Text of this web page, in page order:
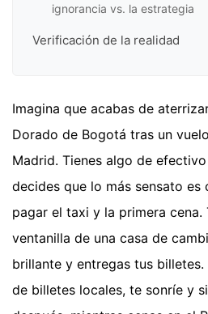
ignorancia vs. la estrategia
Verificación de la realidad
Imagina que acabas de
Dorado de Bogotá tras un
Madrid. Tienes algo de
decides que lo más sensato es
pagar el taxi y la primera cena.
ventanilla de una casa de
brillante y entregas tus
de billetes locales, te sonríe y